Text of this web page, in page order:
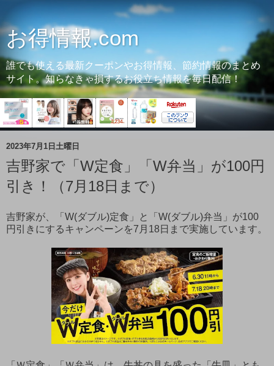
お得情報.com
誰でも使える最新クーポンやお得情報、節約情報のまとめ
サイト。知らなきゃ損するお役立ち情報を毎日配信！
2023年7月1日土曜日
吉野家で「W定食」「W弁当」が100円
引き！（7月18日まで）
吉野家が、「W(ダブル)定食」と「W(ダブル)弁当」が100
円引きにするキャンペーンを7月18日まで実施しています。